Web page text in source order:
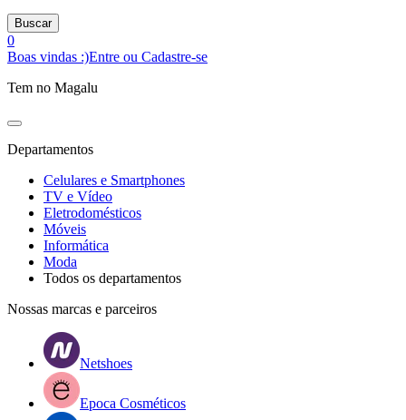
Buscar
0
Boas vindas :)Entre ou Cadastre-se
Tem no Magalu
Departamentos
Celulares e Smartphones
TV e Vídeo
Eletrodomésticos
Móveis
Informática
Moda
Todos os departamentos
Nossas marcas e parceiros
Netshoes
Epoca Cosméticos